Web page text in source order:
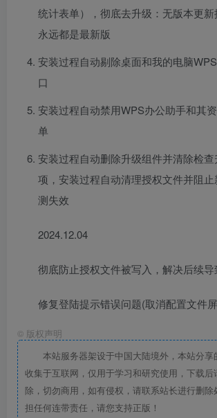
统计表单），彻底去升级：无版本更
永远都是最新版
安装过程自动剔除桌面和我的电脑
口
安装过程自动禁用WPS办公助手和其
单
安装过程自动删除升级组件并清除检
项，安装过程自动清理授权文件并阻
测失效
2024.12.04
彻底防止授权文件被写入，解决后续
修复登陆提示错误问题(取消配置文件
© 版权声明
本站服务器架设于中国大陆境外，本站分享
收集于互联网，仅用于学习和研究使用，下载后
除，切勿商用，如有侵权，请联系站长进行删除
担任何连带责任，请您支持正版！